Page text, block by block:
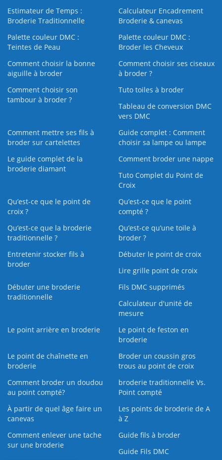
Estimateur de Temps :
Broderie Traditionnelle
Calculateur Encadrement
Broderie & canevas
Palette couleur DMC :
Teintes de Peau
Palette couleur DMC :
Broder les Cheveux
Comment choisir la bonne
aiguille à broder
Comment choisir ses ciseaux
à broder ?
Comment choisir son
tambour à broder ?
Tuto toiles à broder
Tableau de conversion DMC
vers DMC
Comment mettre ses fils à
broder sur cartelettes
Guide complet : Comment
choisir sa lampe ou lampe
Le guide complet de la
broderie diamant
Comment broder une nappe
Tuto Complet du Point de
Croix
Qu’est-ce que le point de
croix ?
Qu’est-ce que le point
compté ?
Qu’est-ce que la broderie
traditionnelle ?
Qu’est‑ce qu’une toile à
broder ?
Entretenir stocker fils à
broder
Débuter le point de croix
Lire grille point de croix
Débuter une broderie
traditionnelle
Fils DMC supprimés
Calculateur d'unité de
mesure
Le point arrière en broderie
Le point de feston en
broderie
Le point de chaînette en
broderie
Broder un coussin gros
trous au point de croix
Comment broder un doudou
au point compté?
broderie traditionnelle Vs.
Point compté
À partir de quel âge faire un
canevas
Les points de broderie de A
à Z
Comment enlever une tache
sur une broderie
Guide fils à broder
Guide Fils DMC